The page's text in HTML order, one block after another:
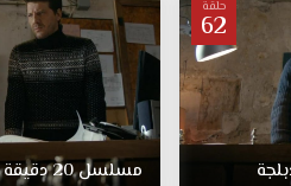
حلقة
62
مسلسل20دقيقة